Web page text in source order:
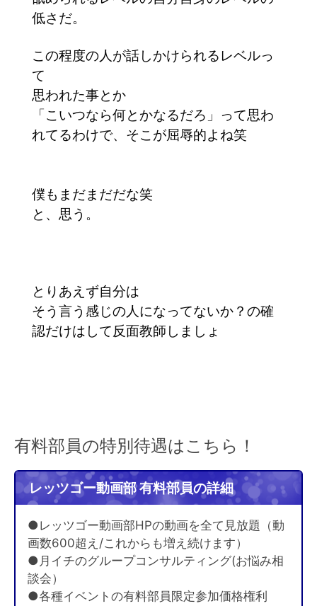
低さだ。
この程度の人が話しかけられるレベルっ
て
思われた事とか
「こいつなら何とかなるだろ」って思わ
れてるわけで、そこが屈辱的よね笑
僕もまだまだだな笑
と、思う。
とりあえず自分は
そう言う感じの人になってないか？の確
認だけはして反面教師しましょ
有料部員の特別待遇はこちら！
レッツゴー動画部 有料部員の詳細
●レッツゴー動画部HPの動画を全て見放題（動
画数600超え/これからも増え続けます）
●月イチのグループコンサルティング(お悩み相
談会）
●各種イベントの有料部員限定参加価格権利